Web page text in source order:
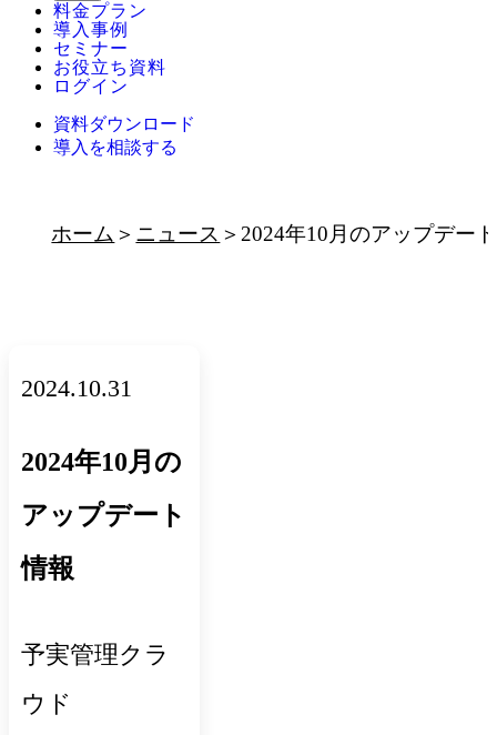
料金プラン
導入事例
セミナー
お役立ち資料
ログイン
資料ダウンロード
導入を相談する
ホーム ニュース 2024年10月のアップデー
2024.10.31
2024年10月の
アップデート
情報
予実管理クラ
ウド